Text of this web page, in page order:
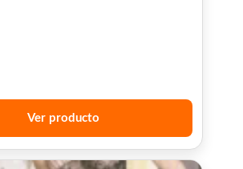
Ver producto